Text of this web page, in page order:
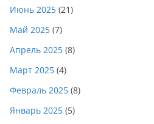
Июнь 2025 (21)
Май 2025 (7)
Апрель 2025 (8)
Март 2025 (4)
Февраль 2025 (8)
Январь 2025 (5)